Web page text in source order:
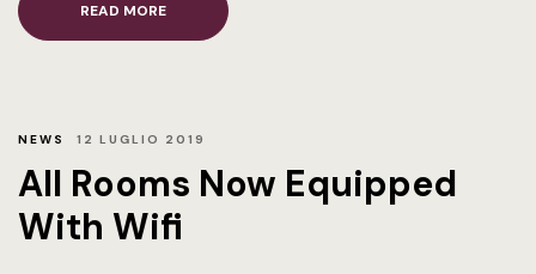
READ MORE
NEWS 12 LUGLIO 2019
All Rooms Now Equipped
With Wifi